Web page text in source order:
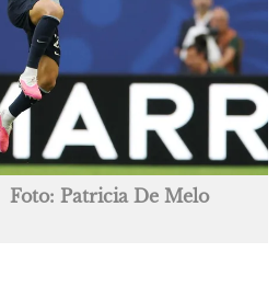
Foto: Patricia De Melo